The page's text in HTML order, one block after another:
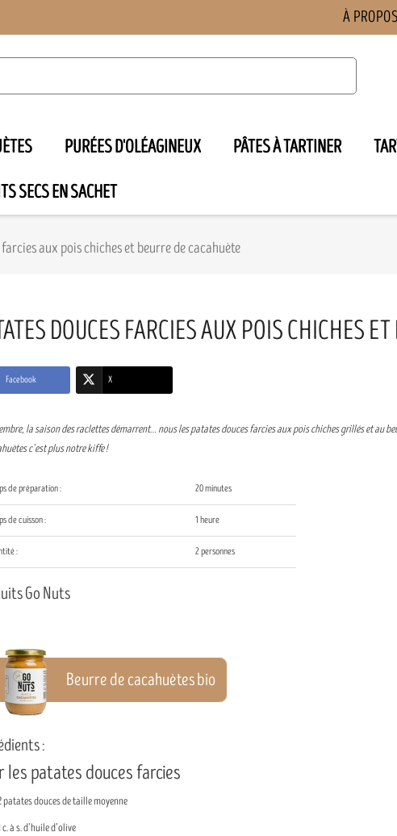
À PROPOS
PURÉES D'OLÉAGINEUX PÂTES À TARTINER
SECS EN SACHET
aux pois chiches et beurre de cacahuète
DOUCES FARCIES AUX POIS CHICHES
Facebook X
la saison des raclettes démarrent… nous les patates douces farcies aux pois chiches grillés et au
c’est plus notre kiffe !
de préparation : 20 minutes
de cuisson : 1 heure
: 2 personnes
Go Nuts
Beurre de cacahuètes bio
:
les patates douces farcies
patates douces de taille moyenne
c. à s. d’huile d’olive